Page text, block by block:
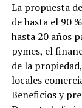
La propuesta
de hasta el 90
hasta 20 años
pymes, el
de la
locales
Beneficios y